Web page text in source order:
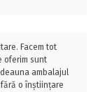
Facem tot
oferim sunt
ambalajul
o înștiințare